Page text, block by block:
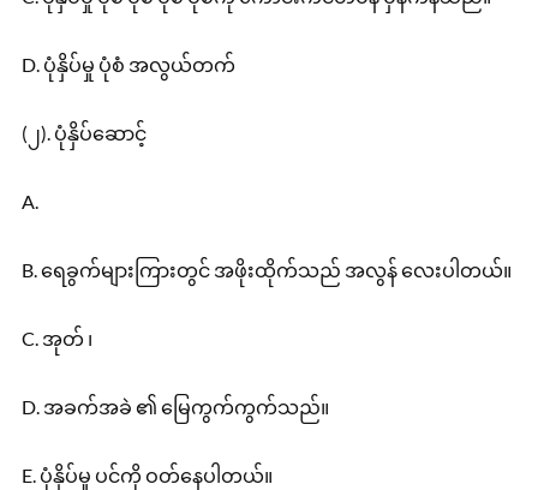
D. ပုံနှိပ်မှု ပုံစံ အလွယ်တက်
(၂). ပုံနှိပ်ဆောင့်
A.
B. ရေခွက်များကြားတွင် အဖိုးထိုက်သည် အလွန် လေးပါတယ်။
C. အုတ် ၊
D. အခက်အခဲ ၏ မြေကွက်ကွက်သည်။
E. ပုံနှိပ်မှု ပင်ကို ဝတ်နေပါတယ်။